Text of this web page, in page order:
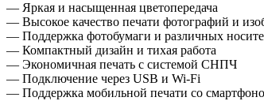
— Яркая и насыщенная цветопередача
— Высокое качество печати фотографий и
— Поддержка фотобумаги и различных
— Компактный дизайн и тихая работа
— Экономичная печать с системой СНПЧ
— Подключение через USB и Wi-Fi
— Поддержка мобильной печати со